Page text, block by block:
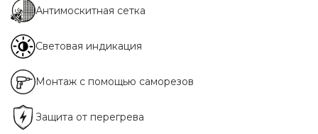
Антимоскитная сетка
Световая индикация
Монтаж с помощью саморезов
Защита от перегрева